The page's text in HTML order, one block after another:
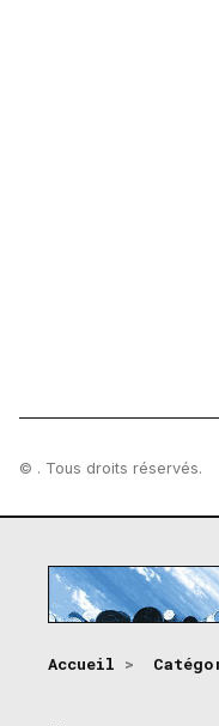
© . Tous droits réservés.
Accueil >